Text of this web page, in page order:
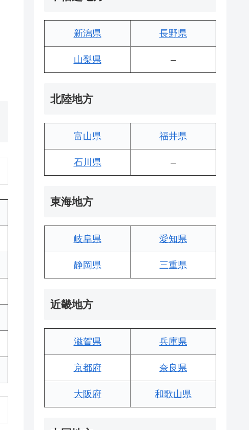
新潟県 長野県
山梨県 –
北陸地方
富山県 福井県
石川県 –
東海地方
岐阜県 愛知県
静岡県 三重県
近畿地方
滋賀県 兵庫県
京都府 奈良県
大阪府 和歌山県